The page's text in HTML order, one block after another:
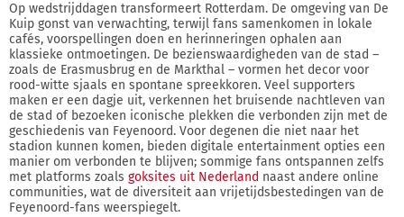
Op wedstrijddagen transformeert Rotterdam. De omgeving van De
Kuip gonst van verwachting, terwijl fans samenkomen in lokale
cafés, voorspellingen doen en herinneringen ophalen aan
klassieke ontmoetingen. De bezienswaardigheden van de stad –
zoals de Erasmusbrug en de Markthal – vormen het decor voor
rood-witte sjaals en spontane spreekkoren. Veel supporters
maken er een dagje uit, verkennen het bruisende nachtleven van
de stad of bezoeken iconische plekken die verbonden zijn met de
geschiedenis van Feyenoord. Voor degenen die niet naar het
stadion kunnen komen, bieden digitale entertainment opties een
manier om verbonden te blijven; sommige fans ontspannen zelfs
met platforms zoals goksites uit Nederland naast andere online
communities, wat de diversiteit aan vrijetijdsbestedingen van de
Feyenoord-fans weerspiegelt.